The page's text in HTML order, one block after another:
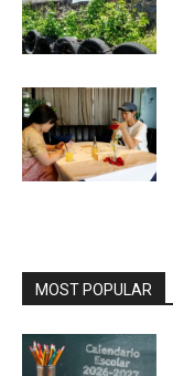
MOST POPULAR